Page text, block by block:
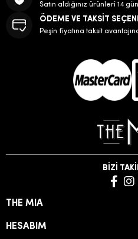
Satın aldığınız ürünleri 14
ÖDEME VE TAKSİT
Peşin fiyatına taksit
BİZİ
THE MIA
HESABIM